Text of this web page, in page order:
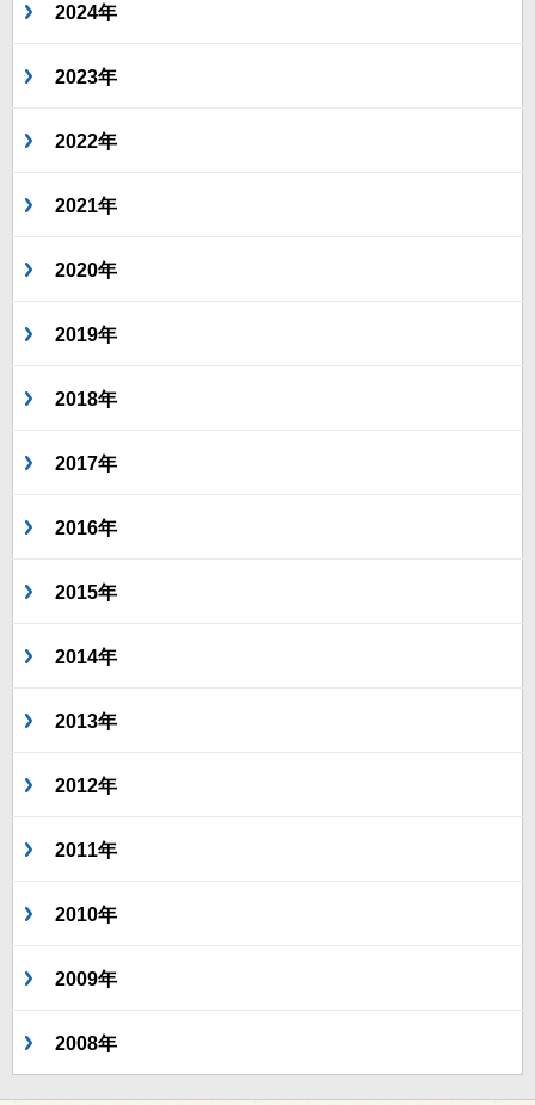
2024年
2023年
2022年
2021年
2020年
2019年
2018年
2017年
2016年
2015年
2014年
2013年
2012年
2011年
2010年
2009年
2008年